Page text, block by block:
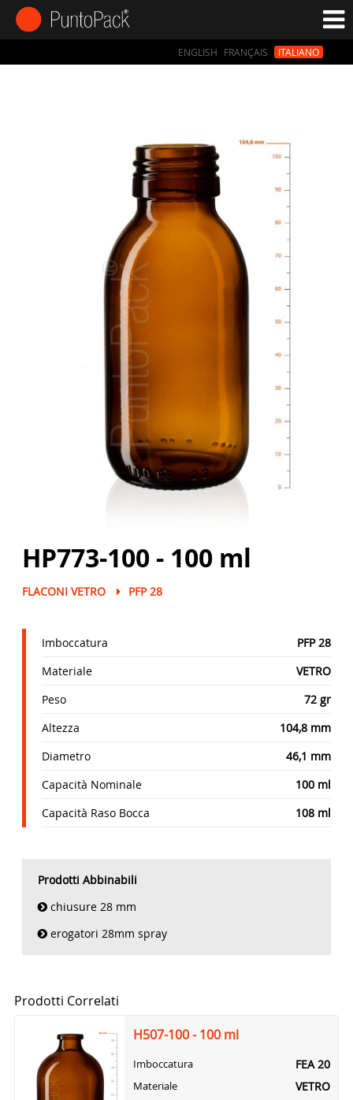
ENGLISH FRANÇAIS ITALIANO
HP773-100 - 100 ml
FLACONI VETRO PFP 28
Imboccatura
PFP 28
Materiale
VETRO
Peso
72 gr
Altezza
104,8 mm
Diametro
46,1 mm
Capacità Nominale
100 ml
Capacità Raso Bocca
108 ml
Prodotti Abbinabili
chiusure 28 mm
erogatori 28mm spray
Prodotti Correlati
H507-100 - 100 ml
Imboccatura FEA 20
Materiale VETRO